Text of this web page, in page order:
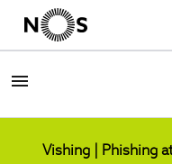
Vishing | Phishing